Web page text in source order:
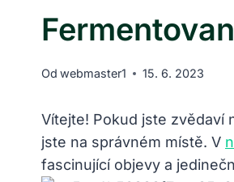
Od webmaster1 15. 6. 2023
Vítejte! Pokud jste zvědaví
jste na správném místě. V
fascinující objevy a